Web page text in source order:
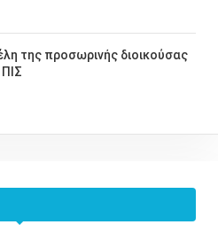
της προσωρινής διοικούσας